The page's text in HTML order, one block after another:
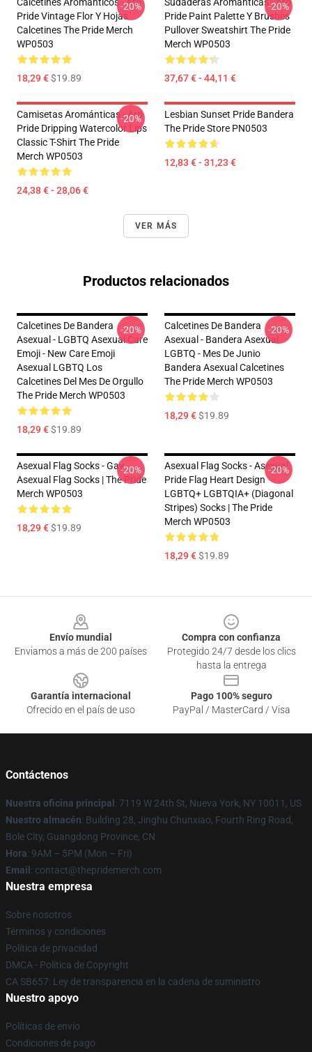
Pride Vintage Flor Y Hojas
Calcetines The Pride Merch
WP0503
18,29 €$19.89
-20%
Pride Paint Palette Y Brushes
Pullover Sweatshirt The Pride
Merch WP0503
37,67 € - 44,11 €
-20%
Camisetas Arománticas - Aro
Pride Dripping Watercolor Lips
Classic T-Shirt The Pride
Merch WP0503
24,38 € - 28,06 €
-20%
Lesbian Sunset Pride Bandera
The Pride Store PN0503
12,83 € - 31,23 €
VER MÁS
Productos relacionados
Calcetines De Bandera
Asexual - LGBTQ Asexual Care
Emoji - New Care Emoji
Asexual LGBTQ Los
Calcetines Del Mes De Orgullo
The Pride Merch WP0503
18,29 €$19.89
-20%
Calcetines De Bandera
Asexual - Bandera Asexual
LGBTQ - Mes De Junio
Bandera Asexual Calcetines
The Pride Merch WP0503
18,29 €$19.89
-20%
Asexual Flag Socks - Gay
Asexual Flag Socks | The Pride
Merch WP0503
18,29 €$19.89
-20%
Asexual Flag Socks - Asexual
Pride Flag Heart Design
LGBTQ+ LGBTQIA+ (diagonal
Stripes) Socks | The Pride
Merch WP0503
18,29 €$19.89
-20%
Envío mundial
Enviamos a más de 200 países
Compra con confianza
Protegido 24/7 desde los clics
hasta la entrega
Garantía internacional
Ofrecido en el país de uso
Pago 100% seguro
PayPal / MasterCard / Visa
Contáctenos
Nuestra oficina principal : 7119 W 24th St, Nueva York, NY 10011, US
Nuestro almacén: Building 28, Jinghu Chunxiao, Fourth Ring Road,
Bole City, Guangdong Province, CN
Hora: 9AM – 5PM (Mon – Fri)
Email : contact@thepridemerch.com
Nuestra empresa
Sobre nosotros
Términos y condiciones
Política de privacidad
DMCA - Política de Copyright
CA SB657: Ley de transparencia en la cadena de suministro
Nuestro apoyo
Políticas de envío
Condiciones de pago